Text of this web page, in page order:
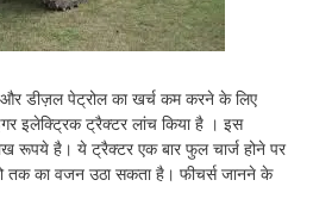
डीज़ल पेट्रोल का खर्च कम करने के लिए
इलेक्ट्रिक ट्रैक्टर लांच किया है । इस
रूपये है। ये ट्रैक्टर एक बार फुल चार्ज होने पर
तक का वजन उठा सकता है। फीचर्स जानने के